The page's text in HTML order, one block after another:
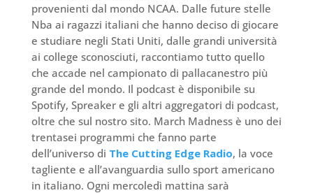
provenienti dal mondo NCAA. Dalle future stelle
Nba ai ragazzi italiani che hanno deciso di giocare
e studiare negli Stati Uniti, dalle grandi università
ai college sconosciuti, raccontiamo tutto quello
che accade nel campionato di pallacanestro più
grande del mondo. Il podcast è disponibile su
Spotify, Spreaker e gli altri aggregatori di podcast,
oltre che sul nostro sito. March Madness è uno dei
trentasei programmi che fanno parte
dell’universo di The Cutting Edge Radio, la voce
tagliente e all’avanguardia sullo sport americano
in italiano. Ogni mercoledì mattina sarà